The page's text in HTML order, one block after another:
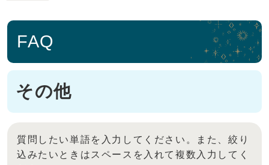
FAQ
その他
質問したい単語を入力してください。また、絞り
込みたいときはスペースを入れて複数入力してく